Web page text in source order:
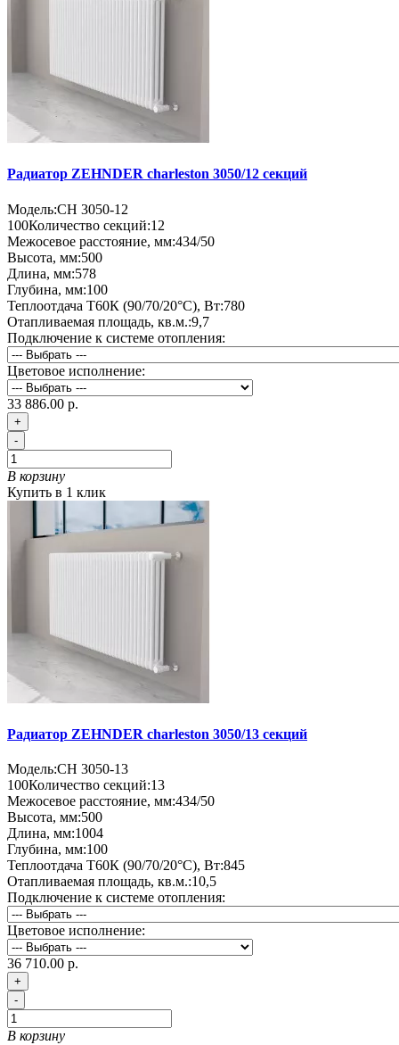
Радиатор ZEHNDER charleston 3050/12 секций
Модель:CH 3050-12
100Количество секций:12
Межосевое расстояние, мм:434/50
Высота, мм:500
Длина, мм:578
Глубина, мм:100
Теплоотдача Т60К (90/70/20°C), Вт:780
Отапливаемая площадь, кв.м.:9,7
Подключение к системе отопления:
Цветовое исполнение:
33 886.00 р.
+
-
В корзину
Купить в 1 клик
Радиатор ZEHNDER charleston 3050/13 секций
Модель:CH 3050-13
100Количество секций:13
Межосевое расстояние, мм:434/50
Высота, мм:500
Длина, мм:1004
Глубина, мм:100
Теплоотдача Т60К (90/70/20°C), Вт:845
Отапливаемая площадь, кв.м.:10,5
Подключение к системе отопления:
Цветовое исполнение:
36 710.00 р.
+
-
В корзину